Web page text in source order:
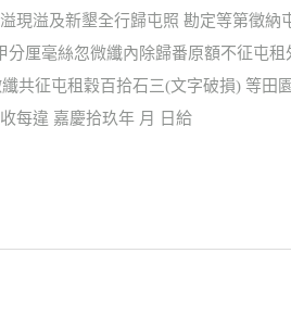
現溢及新墾全行歸屯照 勘定等第徵
厘毫絲忽微纖內除歸番原額不征屯
共征屯租穀百拾石三(文字破損) 等田
每違 嘉慶拾玖年 月 日給